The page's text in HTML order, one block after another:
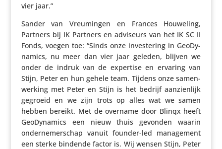
vier jaar.”
Sander van Vreu­mingen en Frances Houweling,
Partners bij IK Partners en adviseurs van het IK SC II
Fonds, voegen toe: “Sinds onze inves­te­ring in GeoDy­
na­mics, nu meer dan vier jaar geleden, blijven we
onder de indruk van de expertise en ervaring van
Stijn, Peter en hun gehele team. Tijdens onze samen­
wer­king met Peter en Stijn is het bedrijf aanzien­lijk
gegroeid en we zijn trots op alles wat we samen
hebben bereikt. Met de overname door Blinqx heeft
GeoDy­na­mics een nieuw thuis gevonden waarin
onder­ne­mer­schap vanuit founder-led mana­ge­ment
een sterke bindende factor is. Wij wensen Stijn, Peter